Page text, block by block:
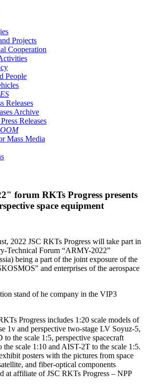
Projects
Cooperation
People
Releases
Archive
Releases
Mass Media
forum RKTs Progress presents
space equipment
2022 JSC RKTs Progress will take part in
Technical Forum “ARMY-2022”
being a part of the joint exposure of the
and enterprises of the aerospace
stand of he company in the VIP3
Progress includes 1:20 scale models of
1v and perspective two-stage LV Soyuz-5,
the scale 1:5, perspective spacecraft
scale 1:10 and AIST-2T to the scale 1:5.
posters with the pictures from space
and fiber-optical components
at affiliate of JSC RKTs Progress – NPP